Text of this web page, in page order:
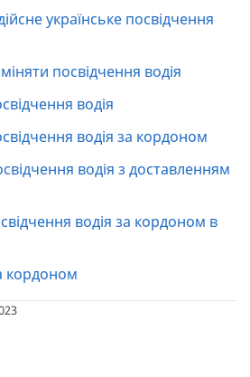
українське посвідчення
посвідчення водія
водія
водія за кордоном
водія з доставленням
водія за кордоном в
кордоном